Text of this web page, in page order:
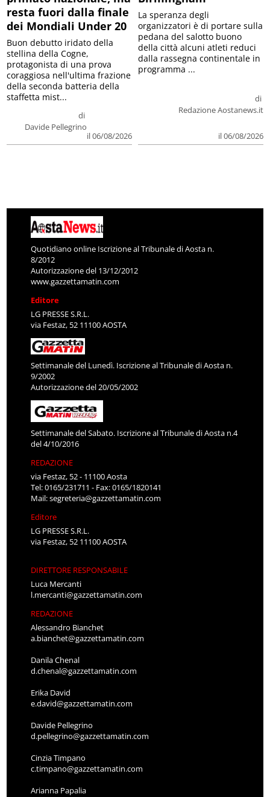
resta fuori dalla finale
dei Mondiali Under 20
di
Davide Pellegrino
il 06/08/2026
Buon debutto iridato della
stellina della Cogne,
protagonista di una prova
coraggiosa nell'ultima frazione
della seconda batteria della
staffetta mist...
di
Redazione Aostanews.it
il 06/08/2026
La speranza degli
organizzatori è di portare sulla
pedana del salotto buono
della città alcuni atleti reduci
dalla rassegna continentale in
programma ...
Quotidiano online Iscrizione al Tribunale di Aosta n.
8/2012
Autorizzazione del 13/12/2012
www.gazzettamatin.com
Editore
LG PRESSE S.R.L.
via Festaz, 52 11100 AOSTA
Settimanale del Lunedì. Iscrizione al Tribunale di Aosta n.
9/2002
Autorizzazione del 20/05/2002
Settimanale del Sabato. Iscrizione al Tribunale di Aosta n.4
del 4/10/2016
REDAZIONE
via Festaz, 52 - 11100 Aosta
Tel: 0165/231711 - Fax: 0165/1820141
Mail:segreteria@gazzettamatin.com
Editore
LG PRESSE S.R.L.
via Festaz, 52 11100 AOSTA
DIRETTORE RESPONSABILE
Luca Mercanti
l.mercanti@gazzettamatin.com
REDAZIONE
Alessandro Bianchet
a.bianchet@gazzettamatin.com
Danila Chenal
d.chenal@gazzettamatin.com
Erika David
e.david@gazzettamatin.com
Davide Pellegrino
d.pellegrino@gazzettamatin.com
Cinzia Timpano
c.timpano@gazzettamatin.com
Arianna Papalia